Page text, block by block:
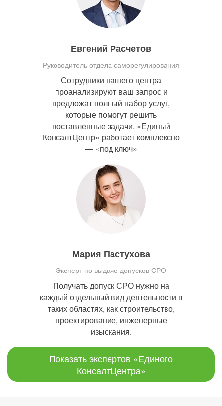
Евгений Расчетов
Руководитель отдела саморегулирования
Сотрудники нашего центра
проанализируют ваш запрос и
предложат полный набор услуг,
которые помогут решить
поставленные задачи. «Единый
КонсалтЦентр» работает комплексно
— «под ключ»
Мария Пастухова
Эксперт по выдаче допусков СРО
Получать допуск СРО нужно на
каждый отдельный вид деятельности в
таких областях, как строительство,
проектирование, инженерные
изыскания.
Показать экспертов «Единого
КонсалтЦентра»